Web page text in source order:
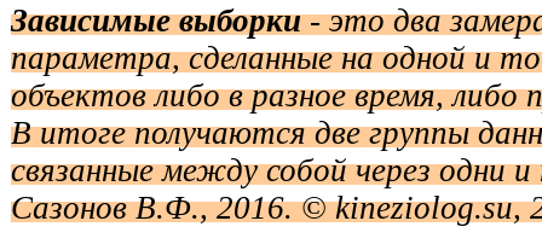
Зависимые выборки- это два
параметра, сделанные на одной и
объектов либо в разное время, либо
В итоге получаются две группы
связанные между собой через
Сазонов В.Ф., 2016. © kineziolog.su,